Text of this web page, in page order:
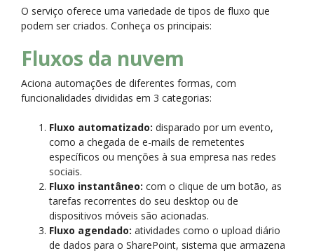
O serviço oferece uma variedade de tipos de fluxo que
podem ser criados. Conheça os principais:
Fluxos da nuvem
Aciona automações de diferentes formas, com
funcionalidades divididas em 3 categorias:
Fluxo automatizado: disparado por um evento,
como a chegada de e-mails de remetentes
específicos ou menções à sua empresa nas redes
sociais.
Fluxo instantâneo: com o clique de um botão, as
tarefas recorrentes do seu desktop ou de
dispositivos móveis são acionadas.
Fluxo agendado: atividades como o upload diário
de dados para o SharePoint, sistema que armazena